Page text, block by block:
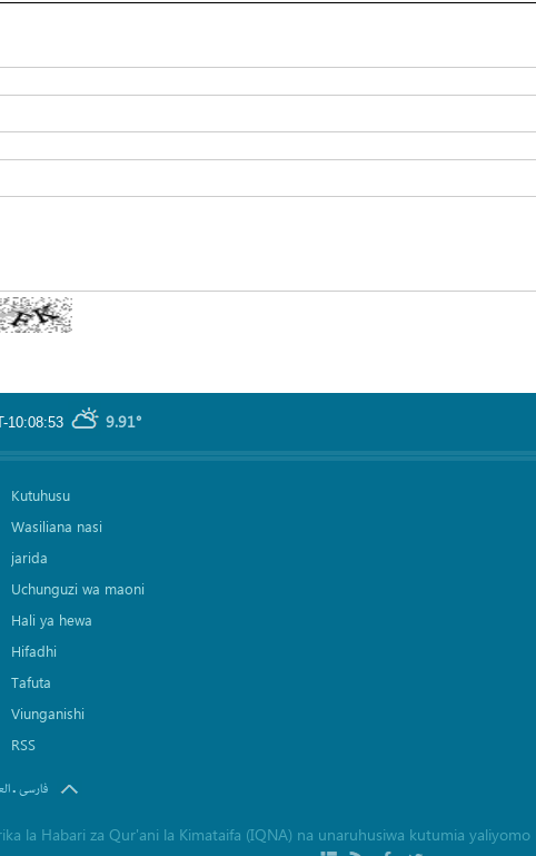
10:08:53 9.91°
Kutuhusu
Wasiliana nasi
jarida
Uchunguzi wa maoni
Hali ya hewa
Hifadhi
Tafuta
Viunganishi
RSS
.فارسی
la Habari za Qur'ani la Kimataifa (IQNA) na unaruhusiwa kutumia